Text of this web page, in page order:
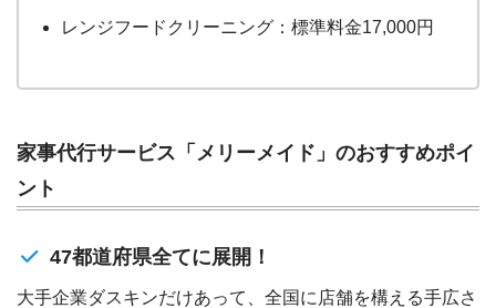
レンジフードクリーニング：標準料金17,000円
家事代行サービス「メリーメイド」のおすすめポイ
ント
47都道府県全てに展開！
大手企業ダスキンだけあって、全国に店舗を構える手広さ